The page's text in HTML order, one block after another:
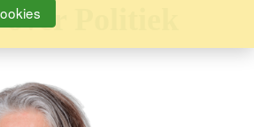
Politiek